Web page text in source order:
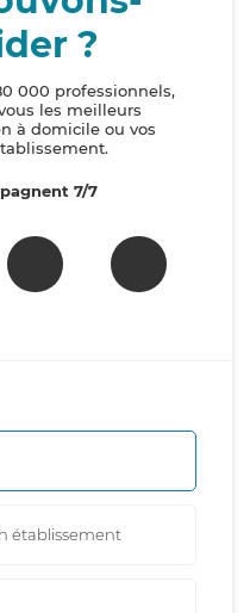
?
000 professionnels,
les meilleurs
à domicile ou vos
7/7
établissement